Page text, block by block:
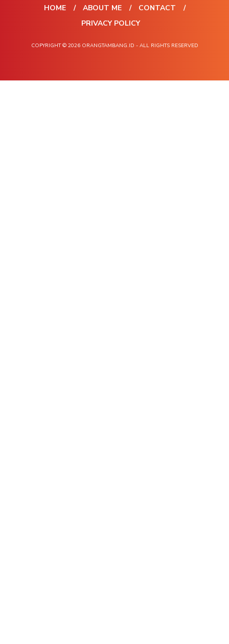
HOME ABOUT ME
CONTACT
PRIVACY POLICY
COPYRIGHT © 2026 ORANGTAMBANG.ID - ALL RIGHTS RESERVED